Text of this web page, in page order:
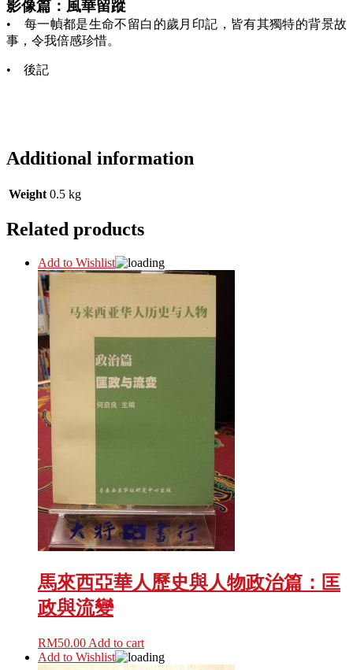
影像篇：風華留蹤
• 每一幀都是生命不留白的歲月印記，皆有其獨特的背景故
事，令我倍感珍惜。
• 後記
Additional information
Weight 0.5 kg
Related products
Add to Wishlist
馬來西亞華人歷史與人物政治篇：匡
政與流變
RM50.00 Add to cart
Add to Wishlist